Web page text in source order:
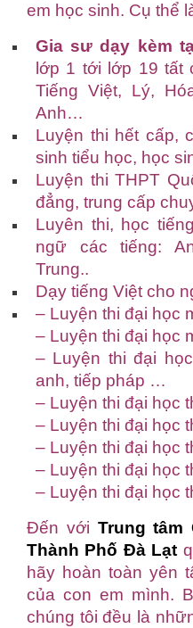
em học sinh. Cụ thể
Gia sư dạy kèm
lớp 1 tới lớp 19 tất
Tiếng Việt, Lý,
Anh…
Luyện thi hết cấp,
sinh tiểu học, học
Luyện thi THPT
đẳng, trung cấp
Luyên thi, học
ngữ các tiếng:
Trung..
Dạy tiếng Việt cho
– Luyện thi đại học
– Luyện thi đại học
– Luyện thi đại
anh, tiếp pháp …
– Luyện thi đại học
– Luyện thi đại học
– Luyện thi đại học
– Luyện thi đại học
– Luyện thi đại học
Đến với Trung
Thành Phố Đà Lạt
hãy hoàn toàn yên
của con em mình.
chúng tôi đều là